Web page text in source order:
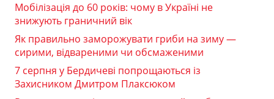
Мобілізація до 60 років: чому в Україні не
знижують граничний вік
Як правильно заморожувати гриби на зиму —
сирими, відвареними чи обсмаженими
7 серпня у Бердичеві попрощаються із
Захисником Дмитром Плаксюком